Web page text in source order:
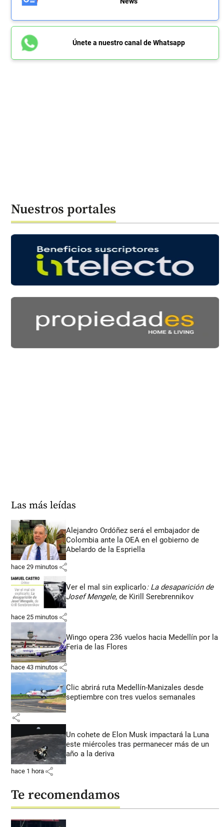
Únete a nuestro canal de Whatsapp
Nuestros portales
Las más leídas
Alejandro Ordóñez será el embajador de
Colombia ante la OEA en el gobierno de
Abelardo de la Espriella
hace 29 minutos share
Ver el mal sin explicarlo: La desaparición de
Josef Mengele, de Kirill Serebrennikov
hace 25 minutos share
Wingo opera 236 vuelos hacia Medellín por la
Feria de las Flores
hace 43 minutos share
Clic abrirá ruta Medellín-Manizales desde
septiembre con tres vuelos semanales
share
Un cohete de Elon Musk impactará la Luna
este miércoles tras permanecer más de un
año a la deriva
hace 1 hora share
Te recomendamos